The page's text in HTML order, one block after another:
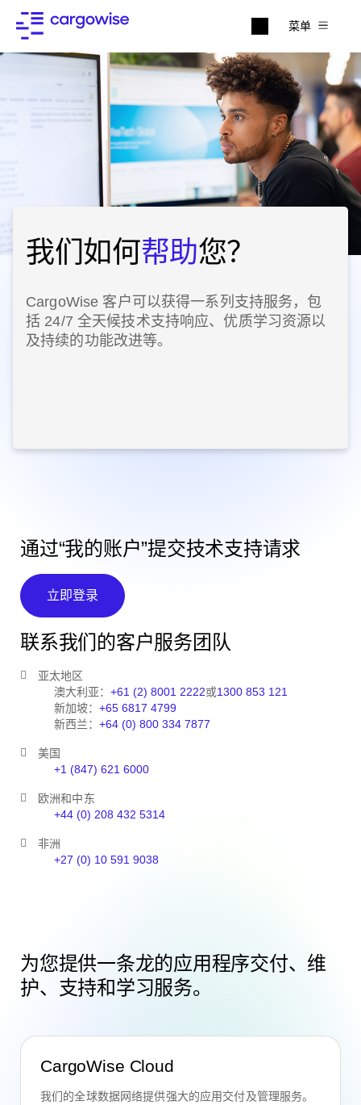
菜单
我们如何帮助您？
CargoWise 客户可以获得一系列支持服务，包
括 24/7 全天候技术支持响应、优质学习资源以
及持续的功能改进等。
通过“我的账户”提交技术支持请求
立即登录
联系我们的客户服务团队
亚太地区
澳大利亚： +61 (2) 8001 2222或1300 853 121
新加坡： +65 6817 4799
新西兰： +64 (0) 800 334 7877
美国
+1 (847) 621 6000
欧洲和中东
+44 (0) 208 432 5314
非洲
+27 (0) 10 591 9038
为您提供一条龙的应用程序交付、维
护、支持和学习服务。
CargoWise Cloud
我们的全球数据网络提供强大的应用交付及管理服务。